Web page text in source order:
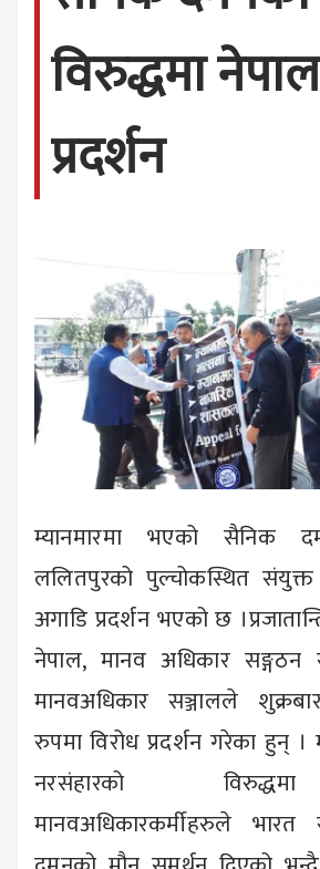
विरुद्धमा
प्रदर्शन
म्यानमारमा भएको सैनिक
ललितपुरको पुल्चोकस्थित संयुक्त
अगाडि प्रदर्शन भएको छ
नेपाल, मानव अधिकार सङ्गठन
मानवअधिकार सञ्जालले
रुपमा विरोध प्रदर्शन गरेका हुन् ।
नरसंहारको
मानवअधिकारकर्मीहरुले